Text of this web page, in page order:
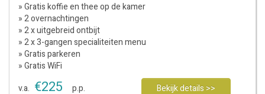
» Gratis koffie en thee op de kamer
» 2 overnachtingen
» 2 x uitgebreid ontbijt
» 2 x 3-gangen specialiteiten menu
» Gratis parkeren
» Gratis WiFi
v.a. €225 p.p. Bekijk details >>